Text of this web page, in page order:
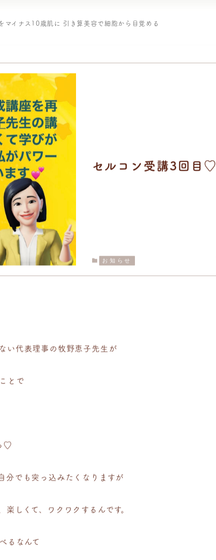
マイナス10歳肌に 引き算美容で細胞から目覚める
セルコン受講3回目♡
お知らせ
い代表理事の牧野恵子先生が
とで
♡
分でも突っ込みたくなりますが
しくて、ワクワクするんです。
るなんて